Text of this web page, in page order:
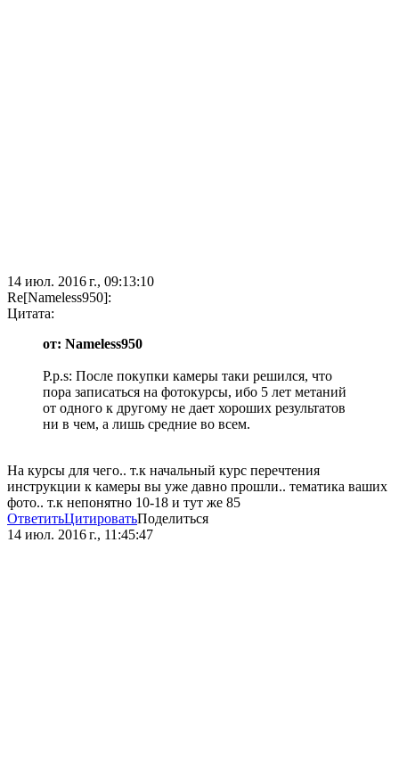
14 июл. 2016 г., 09:13:10
Re[Nameless950]:
Цитата:
от: Nameless950
P.p.s: После покупки камеры таки решился, что
пора записаться на фотокурсы, ибо 5 лет метаний
от одного к другому не дает хороших результатов
ни в чем, а лишь средние во всем.
На курсы для чего.. т.к начальный курс перечтения
инструкции к камеры вы уже давно прошли.. тематика ваших
фото.. т.к непонятно 10-18 и тут же 85
ОтветитьЦитироватьПоделиться
14 июл. 2016 г., 11:45:47